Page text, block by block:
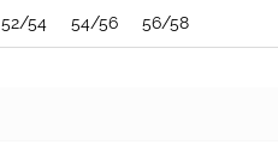
116/122 122/128 128/134
52/54 54/56 56/58